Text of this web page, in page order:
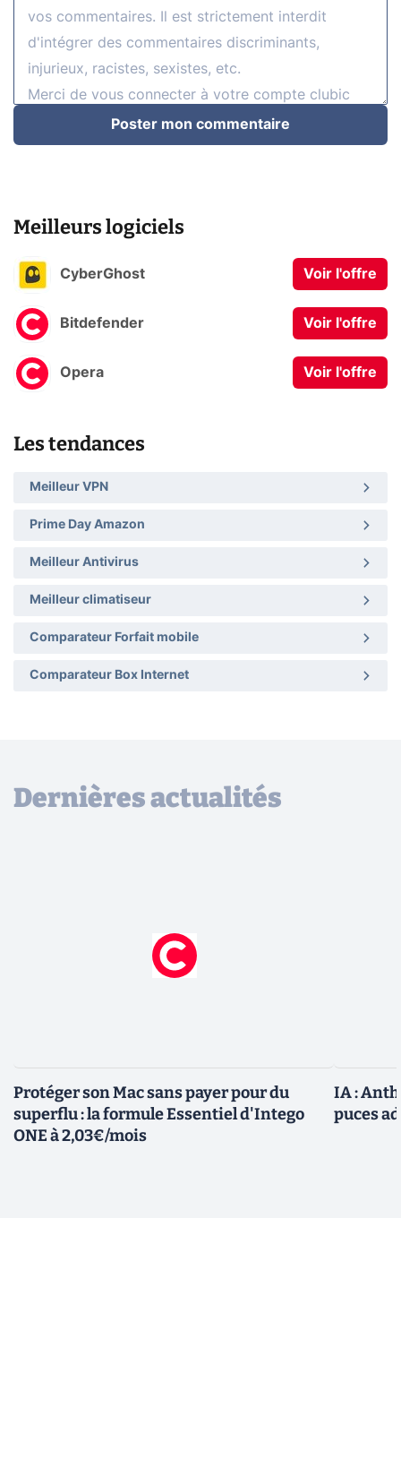
Poster mon commentaire
Meilleurs logiciels
CyberGhost Voir l'offre
Bitdefender Voir l'offre
Opera Voir l'offre
Les tendances
Meilleur VPN
Prime Day Amazon
Meilleur Antivirus
Meilleur climatiseur
Comparateur Forfait mobile
Comparateur Box Internet
Dernières actualités
Protéger son Mac sans payer pour du
superflu : la formule Essentiel d'Intego
ONE à 2,03€/mois
IA :
puces